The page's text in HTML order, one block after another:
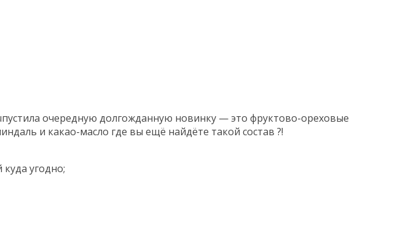
очередную долгожданную новинку — это фруктово-ореховые
и какао-масло где вы ещё найдёте такой состав ?!
угодно;